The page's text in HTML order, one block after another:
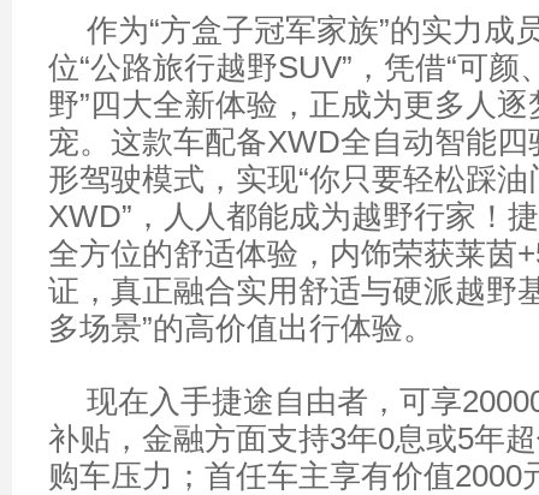
作为“方盒子冠军家族”的实力成
位“公路旅行越野SUV”，凭借“可颜
野”四大全新体验，正成为更多人
宠。这款车配备XWD全自动智能
形驾驶模式，实现“你只要轻松踩
XWD”，人人都能成为越野行家！
全方位的舒适体验，内饰荣获莱茵
证，真正融合实用舒适与硬派越野
多场景”的高价值出行体验。
现在入手捷途自由者，可享
补贴，金融方面支持3年0息或5年
购车压力；首任车主享有价值2000